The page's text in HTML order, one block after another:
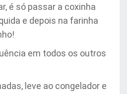
é só passar a coxinha
e depois na farinha
em todos os outros
leve ao congelador e